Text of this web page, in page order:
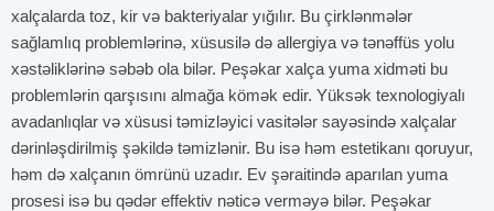
xalçalarda toz, kir və bakteriyalar yığılır. Bu çirklənmələr
sağlamlıq problemlərinə, xüsusilə də allergiya və tənəffüs yolu
xəstəliklərinə səbəb ola bilər. Peşəkar xalça yuma xidməti bu
problemlərin qarşısını almağa kömək edir. Yüksək texnologiyalı
avadanlıqlar və xüsusi təmizləyici vasitələr sayəsində xalçalar
dərinləşdirilmiş şəkildə təmizlənir. Bu isə həm estetikanı qoruyur,
həm də xalçanın ömrünü uzadır. Ev şəraitində aparılan yuma
prosesi isə bu qədər effektiv nəticə verməyə bilər. Peşəkar